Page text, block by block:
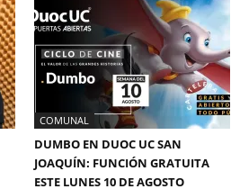
COMUNAL
DUMBO EN DUOC UC SAN
JOAQUÍN: FUNCIÓN GRATUITA
ESTE LUNES 10 DE AGOSTO